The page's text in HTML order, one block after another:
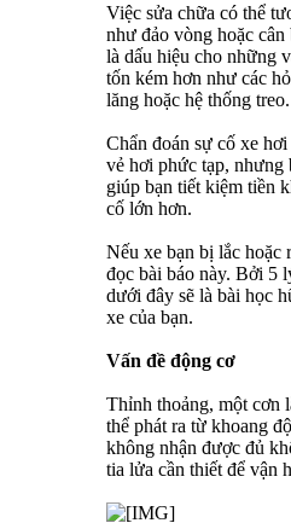
Việc sửa chữa có thể
như đảo vòng hoặc
là dấu hiệu cho những
tốn kém hơn như các
lăng hoặc hệ thống treo.
Chẩn đoán sự cố xe
vẻ hơi phức tạp, nhưng
giúp bạn tiết kiệm tiền
cố lớn hơn.
Nếu xe bạn bị lắc hoặc
đọc bài báo này. Bởi 5
dưới đây sẽ là bài học
xe của bạn.
Vấn đề động cơ
Thỉnh thoảng, một cơn
thể phát ra từ khoang
không nhận được đủ
tia lửa cần thiết để vận